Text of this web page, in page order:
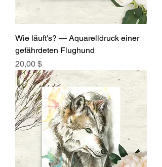
Wie läuft's? — Aquarelldruck einer
gefährdeten Flughund
Preis
20,00 $